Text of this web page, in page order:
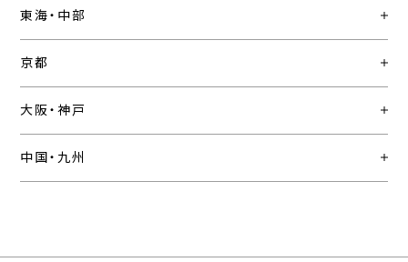
東海・中部
京都
大阪・神戸
中国・九州